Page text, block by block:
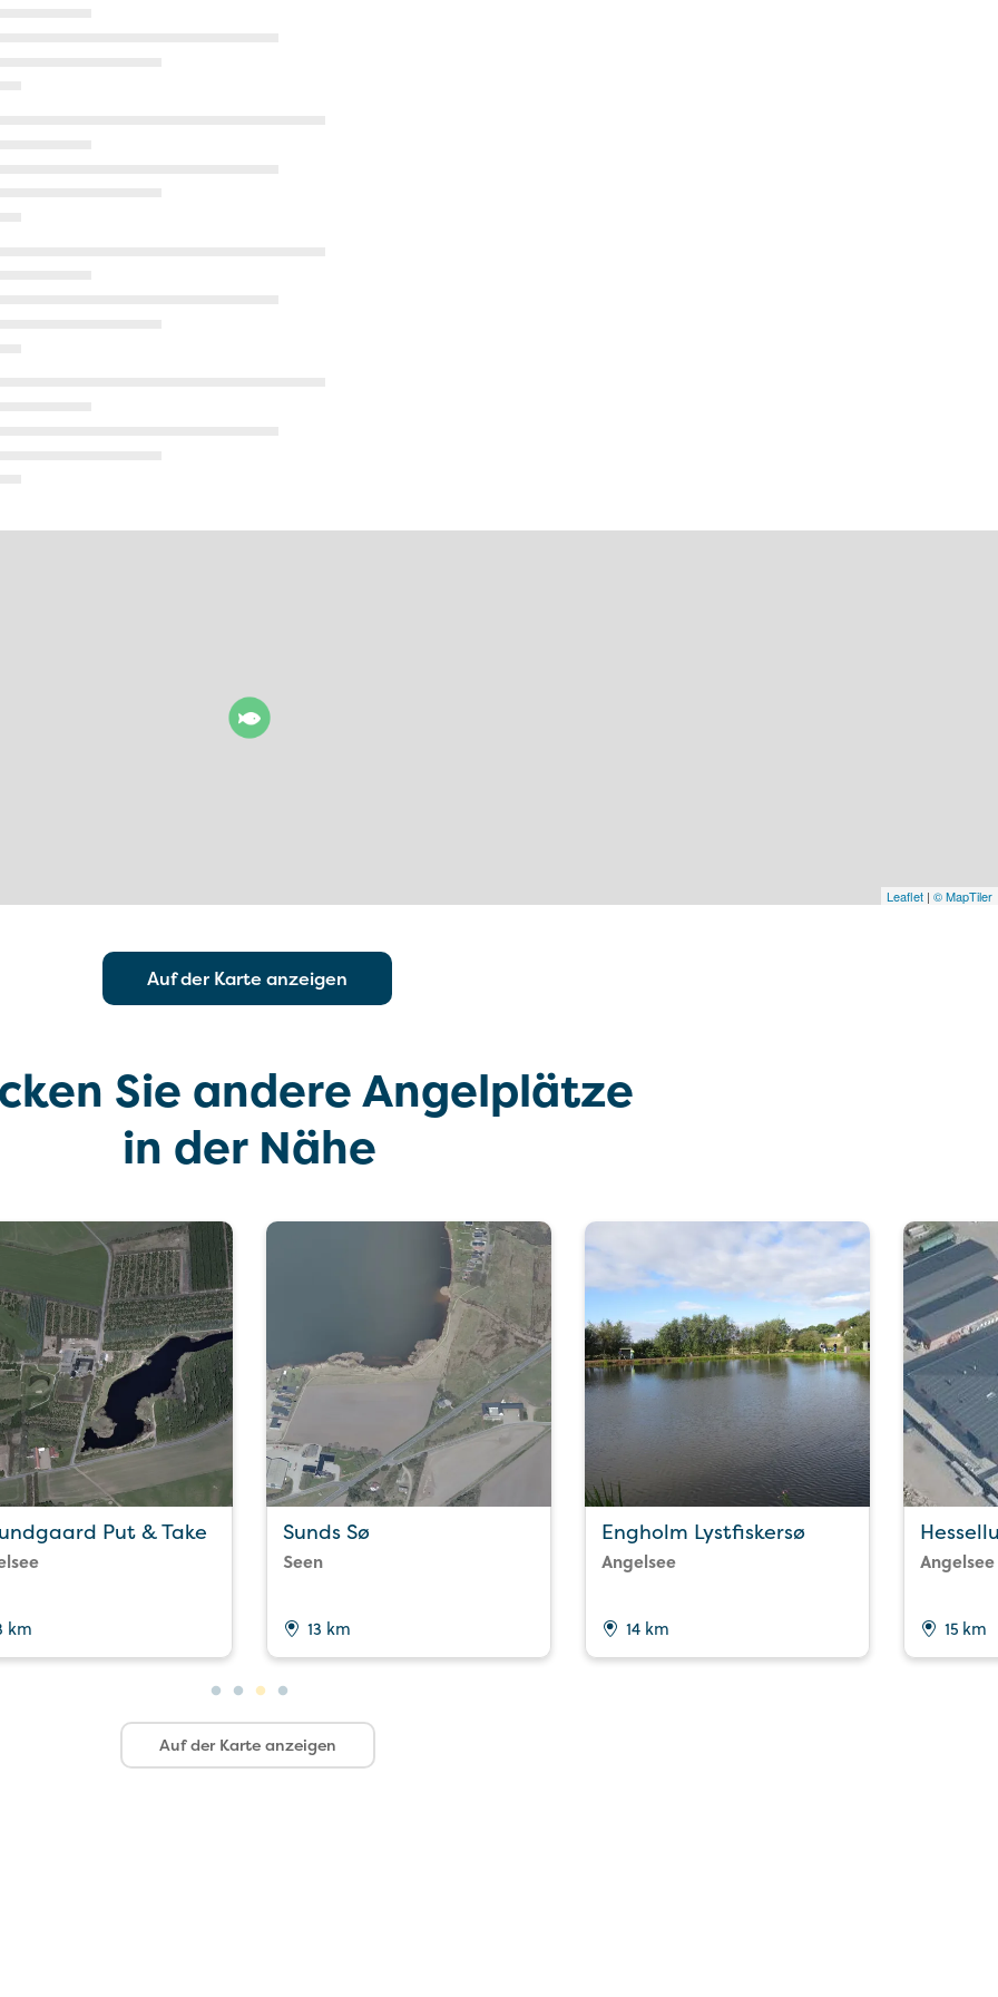
Leaflet | © MapTiler
Auf der Karte anzeigen
Sie andere Angelplätze
in der Nähe
Put & Take
km
Sunds Sø
Seen
13 km
Engholm Lystfiskersø
Angelsee
14 km
Angelsee
15 km
Auf der Karte anzeigen